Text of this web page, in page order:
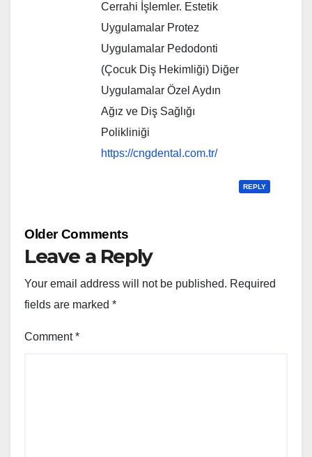
Cerrahi İşlemler. Estetik
Uygulamalar Protez
Uygulamalar Pedodonti
(Çocuk Diş Hekimliği) Diğer
Uygulamalar Özel Aydın
Ağız ve Diş Sağlığı
Polikliniği
https://cngdental.com.tr/
REPLY
Comment
Older Comments
Leave a Reply
Your email address will not be published. Required
fields are marked *
Comment*